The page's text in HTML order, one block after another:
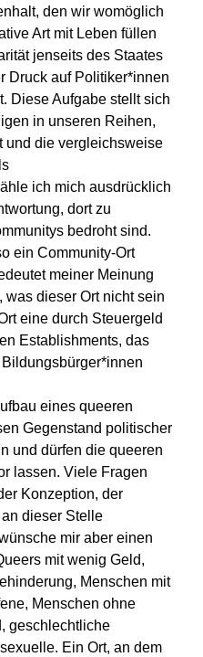
den wir womöglich
Art mit Leben füllen
jenseits des Staates
Druck auf Politiker*innen
Diese Aufgabe stellt sich
in unseren Reihen,
und die vergleichsweise
ich mich ausdrücklich
dort zu
bedroht sind.
ein Community-Ort
meiner Meinung
dieser Ort nicht sein
eine durch Steuergeld
Establishments, das
eines queeren
Gegenstand politischer
und dürfen die queeren
lassen. Viele Fragen
Konzeption, der
dieser Stelle
mir aber einen
mit wenig Geld,
Menschen mit
Menschen ohne
geschlechtliche
Ein Ort, an dem